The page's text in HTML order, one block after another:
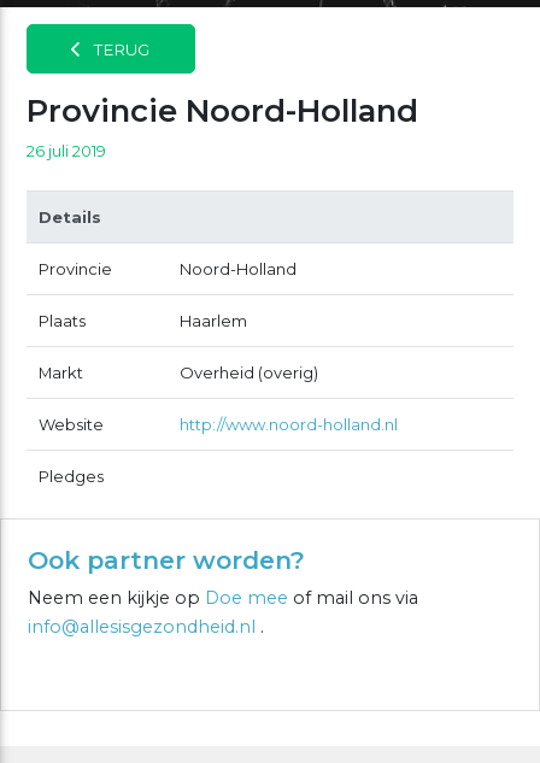
TERUG
Provincie Noord-Holland
26 juli 2019
Details
Provincie Noord-Holland
Plaats Haarlem
Markt Overheid (overig)
Website http://www.noord-holland.nl
Pledges
Ook partner worden?
Neem een kijkje op Doe mee of mail ons via
info@allesisgezondheid.nl .